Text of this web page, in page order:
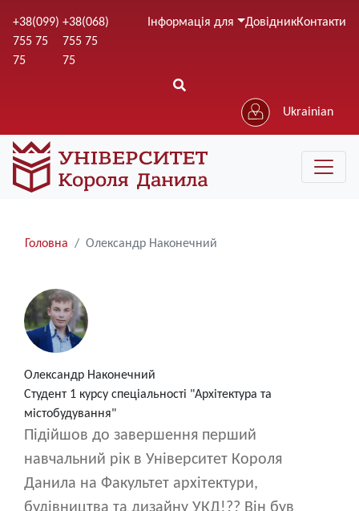
до
+38(099)
755 75
75
+38(068)
755 75
75
Інформація для ДовідникКонтакти
Ukrainian
Рядки
Головна Олександр Наконечний
Олександр Наконечний
Студент 1 курсу спеціальності "Архітектура та
містобудування"
Підійшов до завершення перший
навчальний рік в Університет Короля
Данила на Факультет архітектури,
будівництва та дизайну УКД!?? Він був